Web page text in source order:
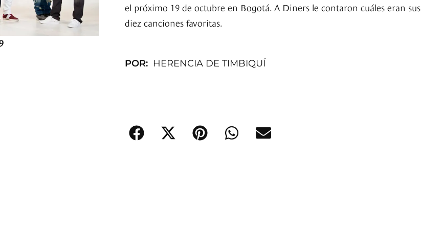
el próximo 19 de octubre en Bogotá. A Diners le contaron cuáles eran sus
diez canciones favoritas.
POR: HERENCIA DE TIMBIQUÍ